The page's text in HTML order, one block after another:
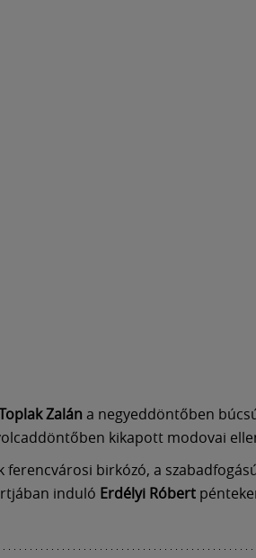
Zalán a negyeddöntőben
kikapott modovai
ferencvárosi birkózó, a
induló Erdélyi Róbert